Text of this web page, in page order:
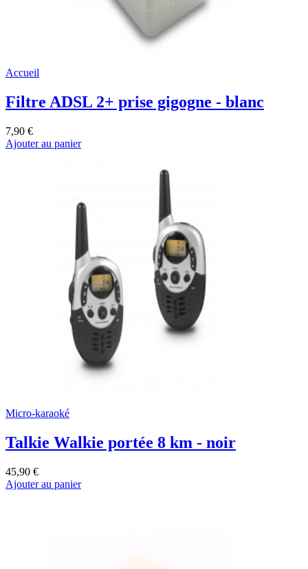
Accueil
Filtre ADSL 2+ prise gigogne - blanc
7,90 €
Ajouter au panier
Micro-karaoké
Talkie Walkie portée 8 km - noir
45,90 €
Ajouter au panier